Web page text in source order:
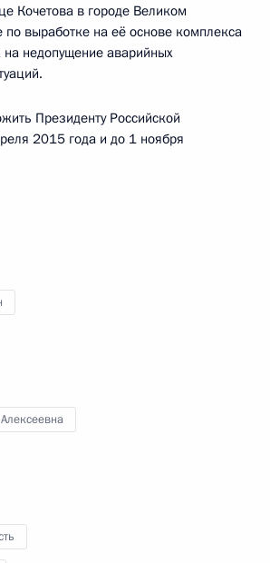
Кочетова в городе Великом
по выработке на её основе комплекса
недопущение аварийных
Президенту Российской
2015 года и до 1 ноября